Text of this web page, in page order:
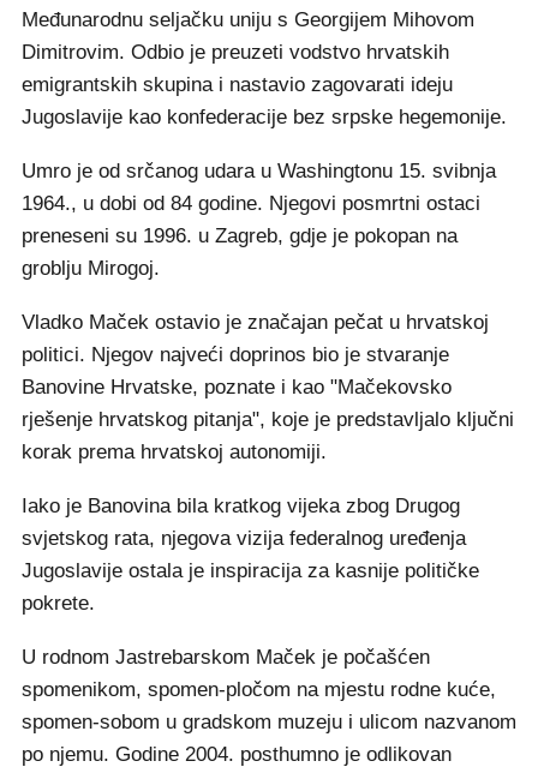
Međunarodnu seljačku uniju s Georgijem Mihovom
Dimitrovim. Odbio je preuzeti vodstvo hrvatskih
emigrantskih skupina i nastavio zagovarati ideju
Jugoslavije kao konfederacije bez srpske hegemonije.
Umro je od srčanog udara u Washingtonu 15. svibnja
1964., u dobi od 84 godine. Njegovi posmrtni ostaci
preneseni su 1996. u Zagreb, gdje je pokopan na
groblju Mirogoj.
Vladko Maček ostavio je značajan pečat u hrvatskoj
politici. Njegov najveći doprinos bio je stvaranje
Banovine Hrvatske, poznate i kao "Mačekovsko
rješenje hrvatskog pitanja", koje je predstavljalo ključni
korak prema hrvatskoj autonomiji.
Iako je Banovina bila kratkog vijeka zbog Drugog
svjetskog rata, njegova vizija federalnog uređenja
Jugoslavije ostala je inspiracija za kasnije političke
pokrete.
U rodnom Jastrebarskom Maček je počašćen
spomenikom, spomen-pločom na mjestu rodne kuće,
spomen-sobom u gradskom muzeju i ulicom nazvanom
po njemu. Godine 2004. posthumno je odlikovan